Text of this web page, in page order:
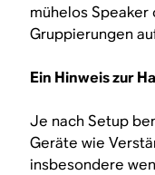
mühelos Speaker
Gruppierungen
Ein Hinweis zur
Je nach Setup
Geräte wie
insbesondere